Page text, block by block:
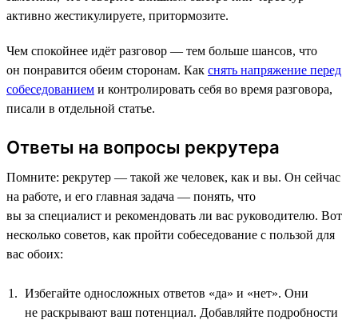
активно жестикулируете, притормозите.
Чем спокойнее идёт разговор — тем больше шансов, что
он понравится обеим сторонам. Как снять напряжение перед
собеседованием и контролировать себя во время разговора,
писали в отдельной статье.
Ответы на вопросы рекрутера
Помните: рекрутер — такой же человек, как и вы. Он сейчас
на работе, и его главная задача — понять, что
вы за специалист и рекомендовать ли вас руководителю. Вот
несколько советов, как пройти собеседование с пользой для
вас обоих:
Избегайте односложных ответов «да» и «нет». Они
не раскрывают ваш потенциал. Добавляйте подробности